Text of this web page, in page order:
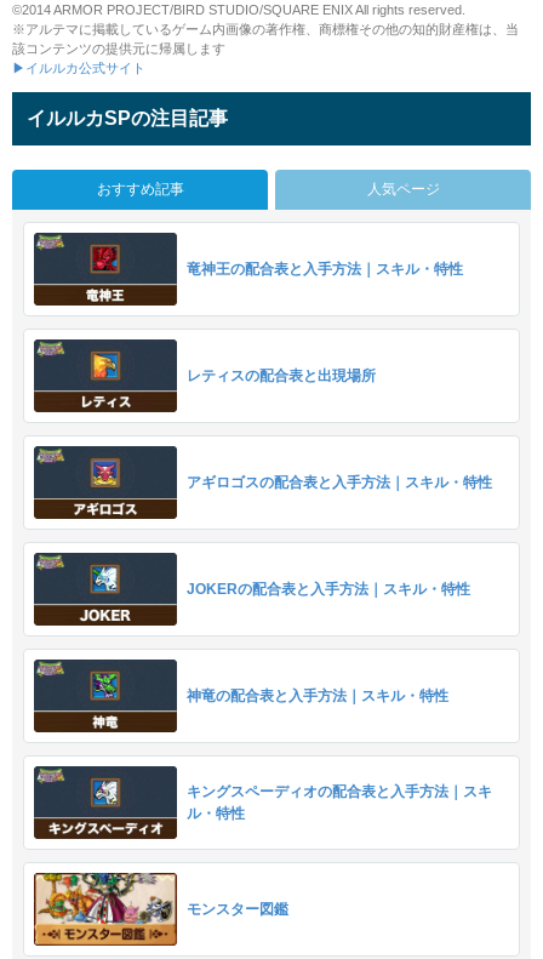
©2014 ARMOR PROJECT/BIRD STUDIO/SQUARE ENIX All rights reserved.
※アルテマに掲載しているゲーム内画像の著作権、商標権その他の知的財産権は、当
該コンテンツの提供元に帰属します
▶イルルカ公式サイト
イルルカSPの注目記事
おすすめ記事 人気ページ
竜神王の配合表と入手方法｜スキル・特性
レティスの配合表と出現場所
アギロゴスの配合表と入手方法｜スキル・特性
JOKERの配合表と入手方法｜スキル・特性
神竜の配合表と入手方法｜スキル・特性
キングスペーディオの配合表と入手方法｜スキ
ル・特性
モンスター図鑑